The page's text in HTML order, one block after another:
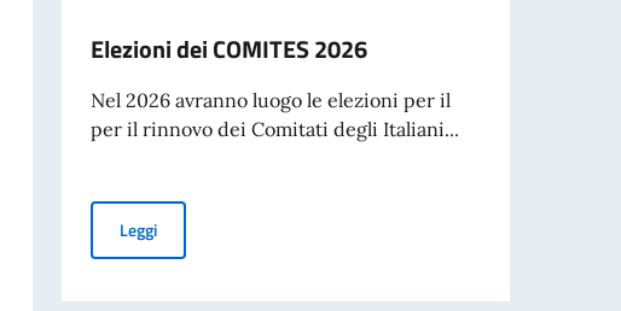
Elezioni dei COMITES 2026
Nel 2026 avranno luogo le elezioni per il
per il rinnovo dei Comitati degli Italiani...
LeggiElezioni dei COMITES 2026